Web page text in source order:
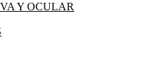
Y OCULAR